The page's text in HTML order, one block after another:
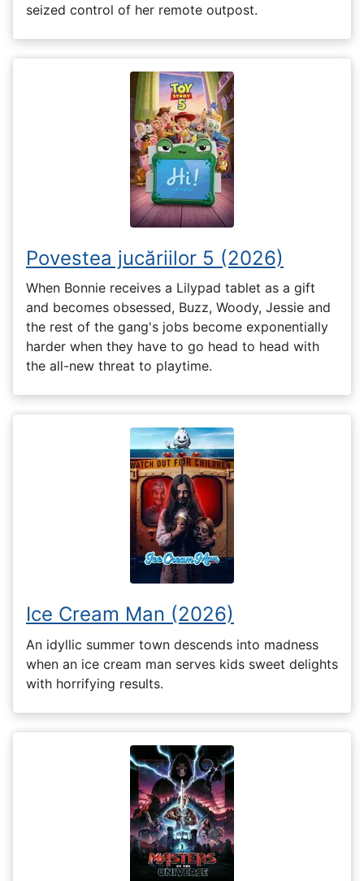
seized control of her remote outpost.
Povestea jucăriilor 5 (2026)
When Bonnie receives a Lilypad tablet as a gift
and becomes obsessed, Buzz, Woody, Jessie and
the rest of the gang's jobs become exponentially
harder when they have to go head to head with
the all-new threat to playtime.
Ice Cream Man (2026)
An idyllic summer town descends into madness
when an ice cream man serves kids sweet delights
with horrifying results.